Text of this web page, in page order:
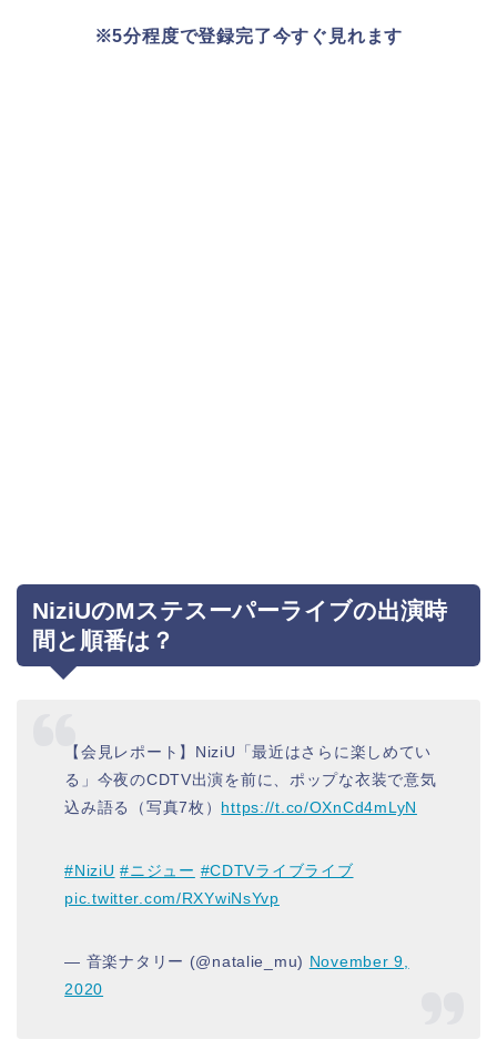
※5分程度で登録完了今すぐ見れます
NiziUのMステスーパーライブの出演時
間と順番は？
【会見レポート】NiziU「最近はさらに楽しめてい
る」今夜のCDTV出演を前に、ポップな衣装で意気
込み語る（写真7枚） https://t.co/OXnCd4mLyN
#NiziU #ニジュー #CDTVライブライブ
pic.twitter.com/RXYwiNsYvp
— 音楽ナタリー (@natalie_mu) November 9,
2020